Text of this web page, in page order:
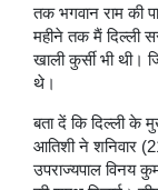
तक भगवान राम की
महीने तक मैं दिल्ली
खाली कुर्सी भी थी।
थे।
बता दें कि दिल्ली के
आतिशी ने शनिवार
उपराज्यपाल विनय